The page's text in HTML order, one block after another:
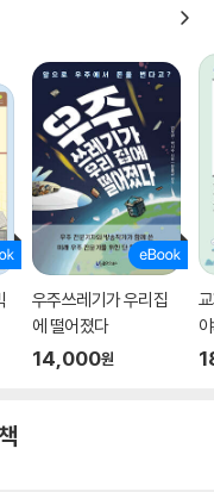
우주쓰레기가 우리집
에 떨어졌다
14,000원
려